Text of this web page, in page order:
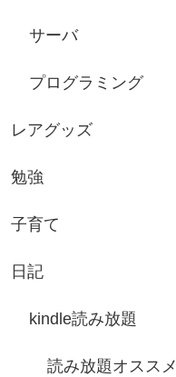
サーバ
プログラミング
レアグッズ
勉強
子育て
日記
kindle読み放題
読み放題オススメ